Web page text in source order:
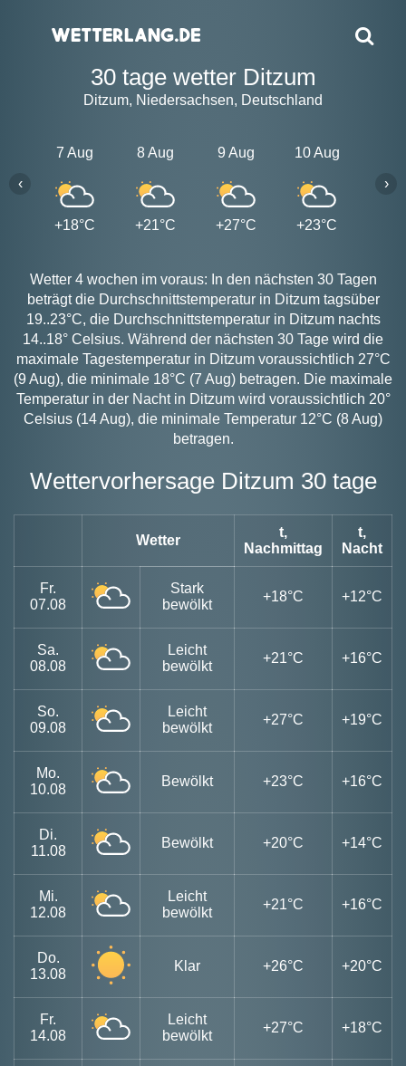
30 tage wetter Ditzum
Ditzum, Niedersachsen, Deutschland
7 Aug
+18°C
8 Aug
+21°C
9 Aug
+27°C
10 Aug
+23°C
‹ ›
Wetter 4 wochen im voraus: In den nächsten 30 Tagen
beträgt die Durchschnittstemperatur in Ditzum tagsüber
19..23°C, die Durchschnittstemperatur in Ditzum nachts
14..18° Celsius. Während der nächsten 30 Tage wird die
maximale Tagestemperatur in Ditzum voraussichtlich 27°C
(9 Aug), die minimale 18°C (7 Aug) betragen. Die maximale
Temperatur in der Nacht in Ditzum wird voraussichtlich 20°
Celsius (14 Aug), die minimale Temperatur 12°C (8 Aug)
betragen.
Wettervorhersage Ditzum 30 tage
Wetter
t,
Nachmittag
t,
Nacht
Fr.
07.08
Stark
bewölkt
+18°C +12°C
Sa.
08.08
Leicht
bewölkt
+21°C +16°C
So.
09.08
Leicht
bewölkt
+27°C +19°C
Mo.
10.08
Bewölkt +23°C +16°C
Di.
11.08
Bewölkt +20°C +14°C
Mi.
12.08
Leicht
bewölkt
+21°C +16°C
Do.
13.08
Klar +26°C +20°C
Fr.
14.08
Leicht
bewölkt
+27°C +18°C